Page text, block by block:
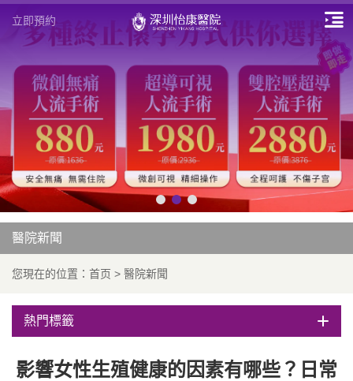
立即預約
醫院新聞
您現在的位置： 首页 > 醫院新聞
熱門標籤
影響女性生殖健康的因素有哪些？日常